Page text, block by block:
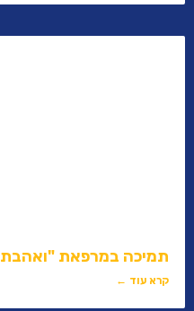
תמיכה במרפאת "ואהבת"
קרא עוד ←